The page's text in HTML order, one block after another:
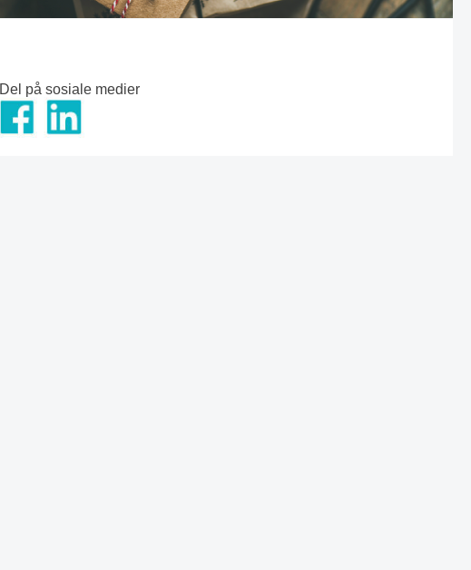
Del på sosiale medier